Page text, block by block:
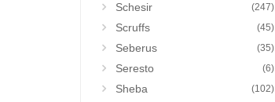
Schesir (247)
Scruffs (45)
Seberus (35)
Seresto (6)
Sheba (102)